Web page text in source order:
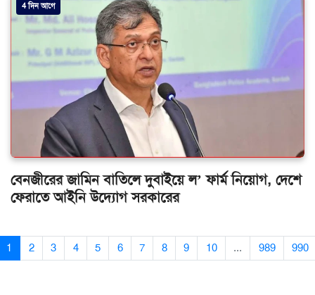
4 দিন আগে
বেনজীরের জামিন বাতিলে দুবাইয়ে ল’ ফার্ম নিয়োগ, দেশে
ফেরাতে আইনি উদ্যোগ সরকারের
1 2 3 4 5 6 7 8 9 10 ... 989 990